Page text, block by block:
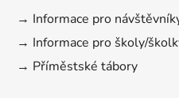
→ Informace pro
→ Informace pro školy/
→ Příměstské tábory